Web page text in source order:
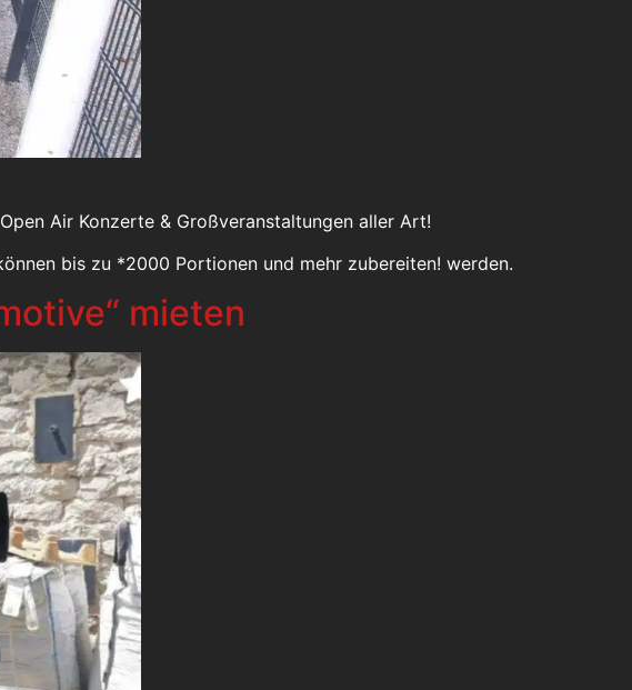
Air Konzerte & Großveranstaltungen aller Art!
bis zu *2000 Portionen und mehr zubereiten! werden.
mieten